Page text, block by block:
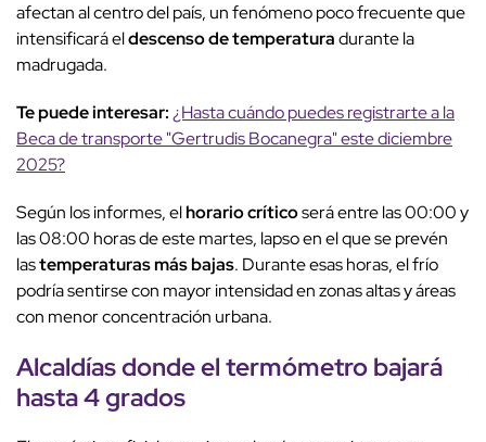
afectan al centro del país, un fenómeno poco frecuente que
intensificará eldescenso de temperaturadurante la
madrugada.
Te puede interesar:¿Hasta cuándo puedes registrarte a la
Beca de transporte "Gertrudis Bocanegra" este diciembre
2025?
Según los informes, elhorario críticoserá entre las 00:00 y
las 08:00 horas de este martes, lapso en el que se prevén
lastemperaturas más bajas. Durante esas horas, el frío
podría sentirse con mayor intensidad en zonas altas y áreas
con menor concentración urbana.
Alcaldíasdonde el termómetro bajará
hasta4 grados